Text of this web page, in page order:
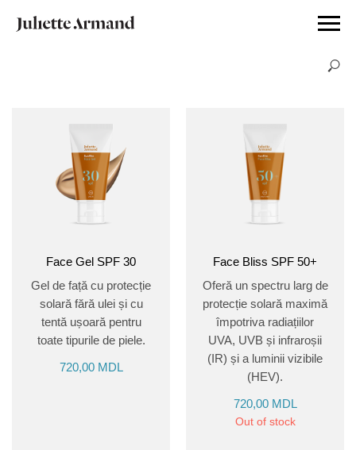
Face Gel SPF 30
Gel de față cu protecție
solară fără ulei și cu
tentă ușoară pentru
toate tipurile de piele.
720,00 MDL
Face Bliss SPF 50+
Oferă un spectru larg de
protecție solară maximă
împotriva radiațiilor
UVA, UVB și infraroșii
(IR) și a luminii vizibile
(HEV).
720,00 MDL
Out of stock